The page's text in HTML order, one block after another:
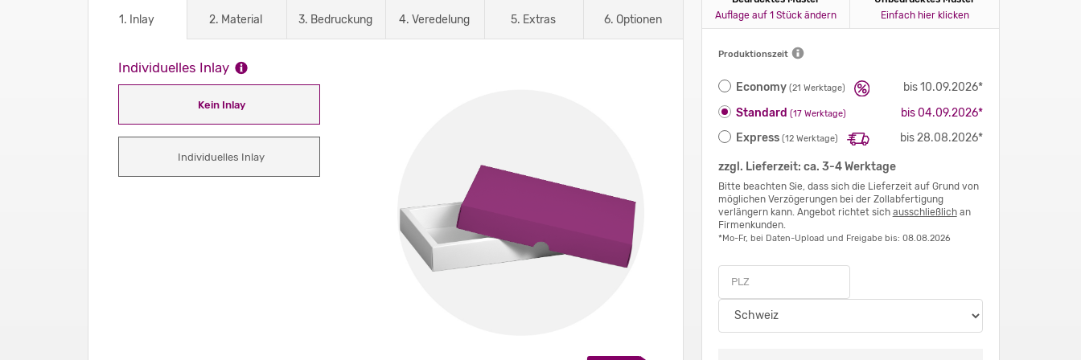
1. Inlay 2. Material 3. Bedruckung 4. Veredelung 5. Extras 6. Optionen
Individuelles Inlay
Kein Inlay
Individuelles Inlay
Auflage auf 1 Stück ändern
Einfach hier klicken
Produktionszeit
Economy (21 Werktage)
bis 10.09.2026*
Standard (17 Werktage)
bis 04.09.2026*
Express (12 Werktage) bis 28.08.2026*
zzgl. Lieferzeit: ca. 3-4 Werktage
Bitte beachten Sie, dass sich die Lieferzeit auf Grund von
möglichen Verzögerungen bei der Zollabfertigung
verlängern kann. Angebot richtet sich ausschließlichan
Firmenkunden.
*Mo-Fr, bei Daten-Upload und Freigabe bis: 08.08.2026